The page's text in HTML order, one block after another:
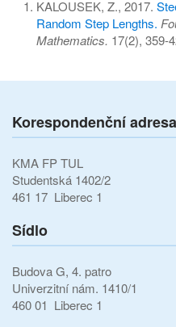
KALOUSEK, Z., 2017.
Random Step Lengths.
Mathematics. 17(2), 359-
Korespondenční adresa
KMA FP TUL
Studentská 1402/2
461 17 Liberec 1
Sídlo
Budova G, 4. patro
Univerzitní nám. 1410/1
460 01 Liberec 1